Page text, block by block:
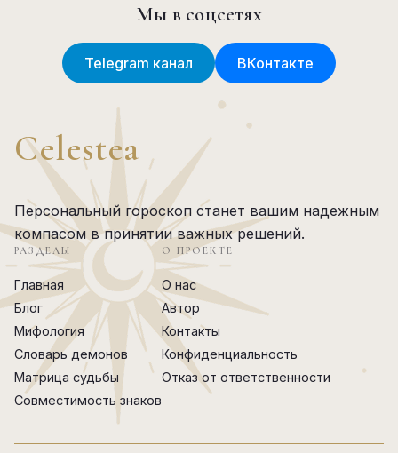
Мы в соцсетях
Telegram канал ВКонтакте
Celestea
Персональный гороскоп станет вашим надежным
компасом в принятии важных решений.
РАЗДЕЛЫ
Главная
Блог
Мифология
Словарь демонов
Матрица судьбы
Совместимость знаков
О ПРОЕКТЕ
О нас
Автор
Контакты
Конфиденциальность
Отказ от ответственности